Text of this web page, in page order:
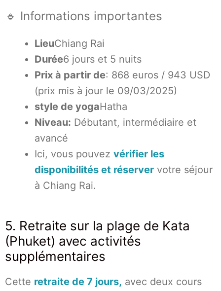
🔹 Informations importantes
LieuChiang Rai
Durée6 jours et 5 nuits
Prix à partir de: 868 euros / 943 USD
(prix mis à jour le 09/03/2025)
style de yogaHatha
Niveau: Débutant, intermédiaire et
avancé
Ici, vous pouvez vérifier les
disponibilités et réserver votre séjour
à Chiang Rai.
5. Retraite sur la plage de Kata
(Phuket) avec activités
supplémentaires
Cette retraite de 7 jours, avec deux cours